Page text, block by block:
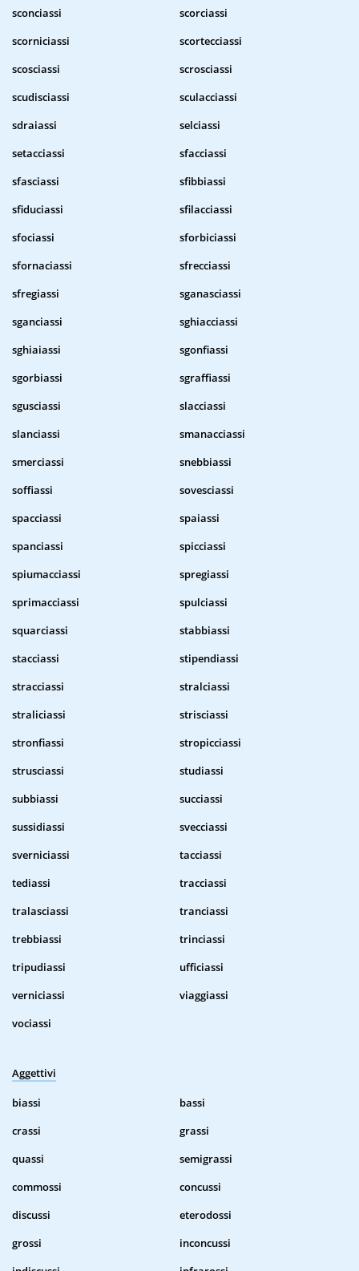
sconciassi
scorciassi
scorniciassi
scortecciassi
scosciassi
scrosciassi
scudisciassi
sculacciassi
sdraiassi
selciassi
setacciassi
sfacciassi
sfasciassi
sfibbiassi
sfiduciassi
sfilacciassi
sfociassi
sforbiciassi
sfornaciassi
sfrecciassi
sfregiassi
sganasciassi
sganciassi
sghiacciassi
sghiaiassi
sgonfiassi
sgorbiassi
sgraffiassi
sgusciassi
slacciassi
slanciassi
smanacciassi
smerciassi
snebbiassi
soffiassi
sovesciassi
spacciassi
spaiassi
spanciassi
spicciassi
spiumacciassi
spregiassi
sprimacciassi
spulciassi
squarciassi
stabbiassi
stacciassi
stipendiassi
stracciassi
stralciassi
straliciassi
strisciassi
stronfiassi
stropicciassi
strusciassi
studiassi
subbiassi
succiassi
sussidiassi
svecciassi
sverniciassi
tacciassi
tediassi
tracciassi
tralasciassi
tranciassi
trebbiassi
trinciassi
tripudiassi
ufficiassi
verniciassi
viaggiassi
vociassi
Aggettivi
biassi
bassi
crassi
grassi
quassi
semigrassi
commossi
concussi
discussi
eterodossi
grossi
inconcussi